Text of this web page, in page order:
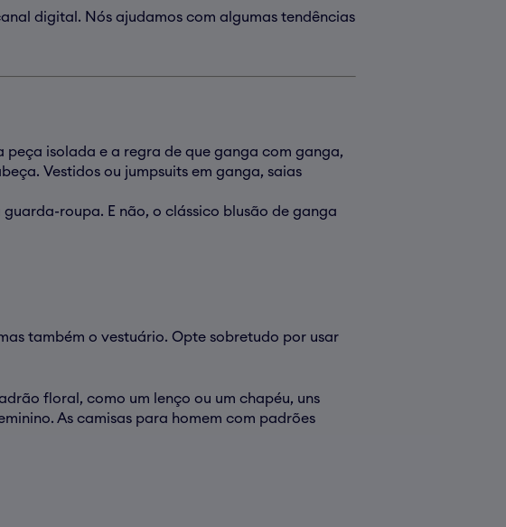
digital. Nós ajudamos com algumas tendências
peça isolada e a regra de que ganga com ganga,
Vestidos ou jumpsuits em ganga, saias
roupa. E não, o clássico blusão de ganga
também o vestuário. Opte sobretudo por usar
floral, como um lenço ou um chapéu, uns
As camisas para homem com padrões